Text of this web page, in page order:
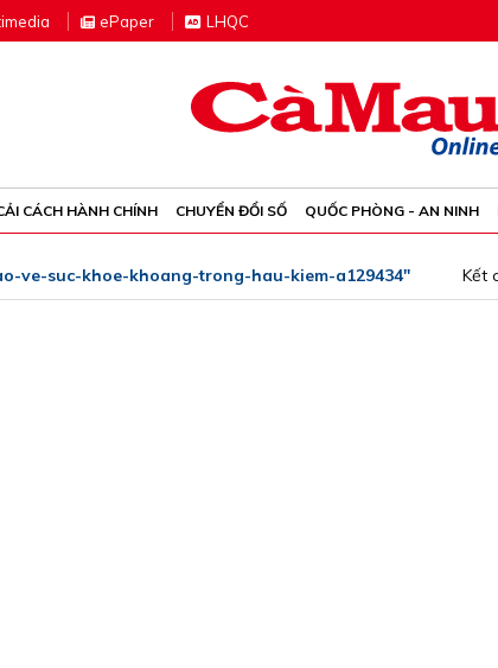
ePaper LHQC
CÁCH HÀNH CHÍNH CHUYỂN ĐỔI SỐ QUỐC PHÒNG - AN NINH
ve-suc-khoe-khoang-trong-hau-kiem-a129434" Kết